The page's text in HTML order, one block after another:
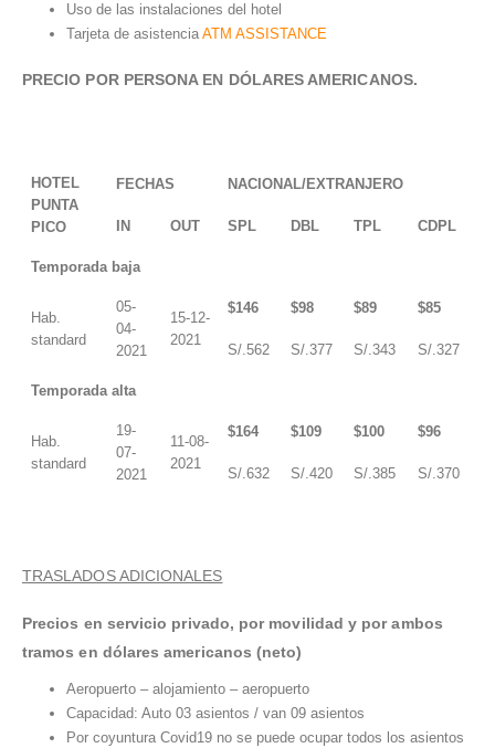
Uso de las instalaciones del hotel
Tarjeta de asistencia ATM ASSISTANCE
PRECIO POR PERSONA EN DÓLARES AMERICANOS.
HOTEL
PUNTA
PICO
FECHAS NACIONAL/EXTRANJERO
IN OUT SPL DBL TPL CDPL
Temporada baja
Hab.
standard
05-
04-
2021
15-12-
2021
$146 $98 $89 $85
S/.562 S/.377 S/.343 S/.327
Temporada alta
Hab.
standard
19-
07-
2021
11-08-
2021
$164 $109 $100 $96
S/.632 S/.420 S/.385 S/.370
TRASLADOS ADICIONALES
Precios en servicio privado, por movilidad y por ambos
tramos en dólares americanos (neto)
Aeropuerto – alojamiento – aeropuerto
Capacidad: Auto 03 asientos / van 09 asientos
Por coyuntura Covid19 no se puede ocupar todos los asientos